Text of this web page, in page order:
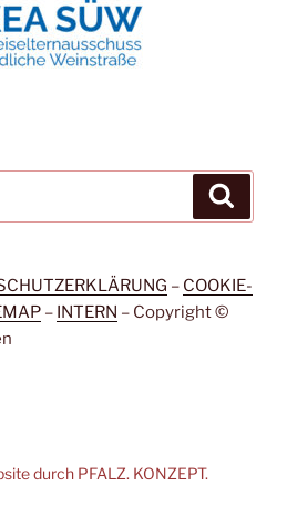
– COOKIE-
– INTERN – Copy­right ©
durch PFALZ. KONZEPT.